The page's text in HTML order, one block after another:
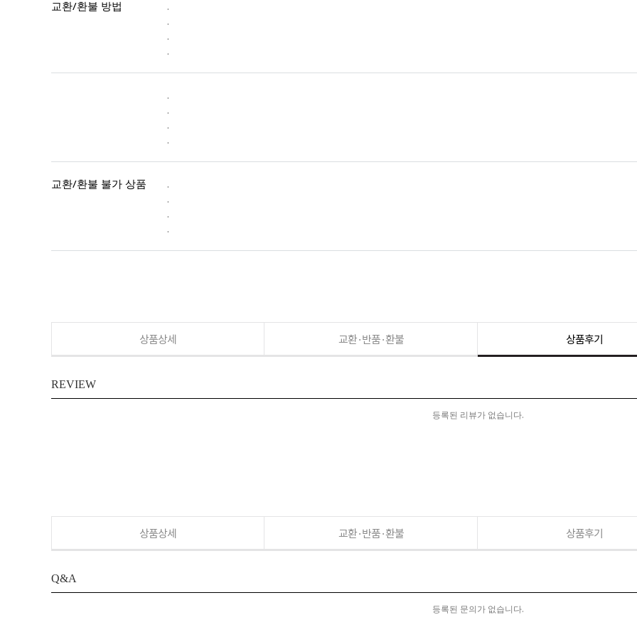
교환/환불 방법
.
.
.
.
.
.
.
.
교환/환불 불가 상품
.
.
.
.
상품상세 교환·반품·환불 상품후기
REVIEW
등록된 리뷰가 없습니다.
상품상세 교환·반품·환불 상품후기
Q&A
등록된 문의가 없습니다.